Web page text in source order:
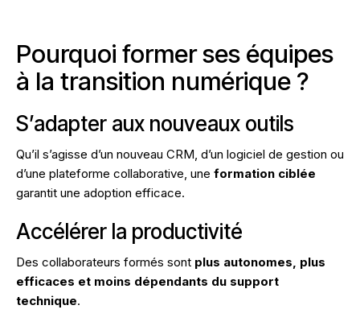
Pourquoi former ses équipes
à la transition numérique ?
S’adapter aux nouveaux outils
Qu’il s’agisse d’un nouveau CRM, d’un logiciel de gestion ou
d’une plateforme collaborative, une formation ciblée
garantit une adoption efficace.
Accélérer la productivité
Des collaborateurs formés sont plus autonomes, plus
efficaces et moins dépendants du support
technique.